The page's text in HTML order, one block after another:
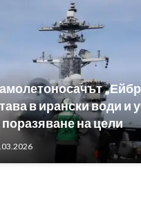
в ирански води и
на цели